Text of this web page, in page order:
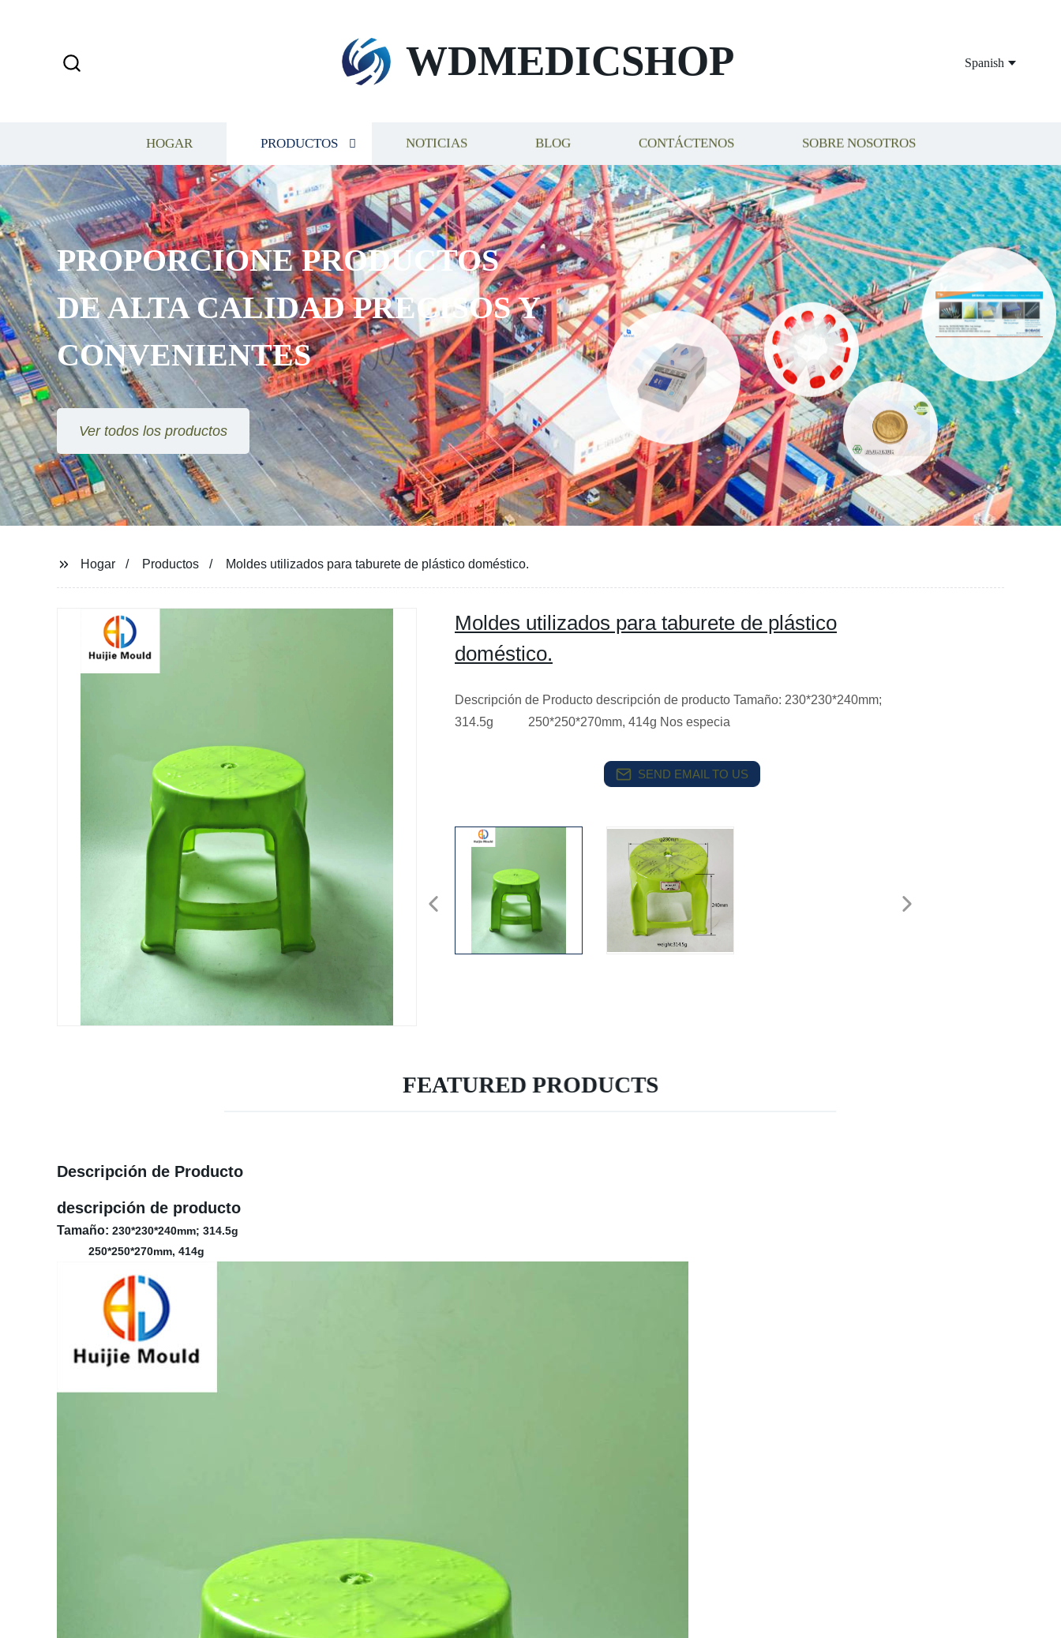
WDMEDICSHOP Spanish
HOGAR PRODUCTOS NOTICIAS BLOG CONTÁCTENOS SOBRE NOSOTROS
PROPORCIONE PRODUCTOS
DE ALTA CALIDAD PRECISOS Y
CONVENIENTES
Ver todos los productos
Hogar Productos Moldes utilizados para taburete de plástico doméstico.
Moldes utilizados para taburete de plástico
doméstico.
Descripción de Producto descripción de producto Tamaño: 230*230*240mm;
314.5g 250*250*270mm, 414g Nos especia
SEND EMAIL TO US
FEATURED PRODUCTS
Descripción de Producto
descripción de producto
Tamaño: 230*230*240mm; 314.5g
250*250*270mm, 414g